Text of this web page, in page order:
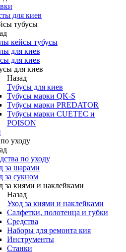
для киев
тубусы
кейсы тубусы
для киев
для киев
для киев
Назад
Тубусы для киев
Тубусы марки QK-S
Тубусы марки PREDATOR
Тубусы марки CUETEC и
POISON
уходу
по уходу
за шарами
за сукном
за киями и наклейками
Назад
Уход за киями и наклейками
Салфетки, полотенца и губки
Средства
Наборы для ремонта кия
Инструменты
Станки